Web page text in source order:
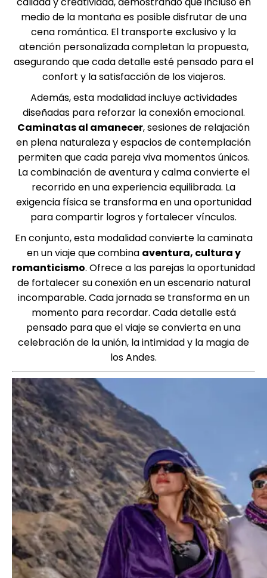
medio de la montaña es posible disfrutar de una
cena romántica. El transporte exclusivo y la
atención personalizada completan la propuesta,
asegurando que cada detalle esté pensado para el
confort y la satisfacción de los viajeros.
Además, esta modalidad incluye actividades
diseñadas para reforzar la conexión emocional.
Caminatas al amanecer, sesiones de relajación
en plena naturaleza y espacios de contemplación
permiten que cada pareja viva momentos únicos.
La combinación de aventura y calma convierte el
recorrido en una experiencia equilibrada. La
exigencia física se transforma en una oportunidad
para compartir logros y fortalecer vínculos.
En conjunto, esta modalidad convierte la caminata
en un viaje que combina aventura, cultura y
romanticismo. Ofrece a las parejas la oportunidad
de fortalecer su conexión en un escenario natural
incomparable. Cada jornada se transforma en un
momento para recordar. Cada detalle está
pensado para que el viaje se convierta en una
celebración de la unión, la intimidad y la magia de
los Andes.